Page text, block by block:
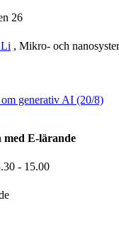
26
, Mikro- och
generativ AI (20/8)
E-lärande
- 15.00